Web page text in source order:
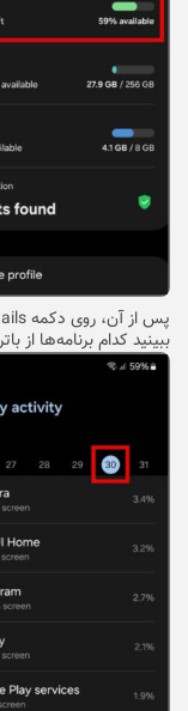
ببینید کدام برنامه‌ها از